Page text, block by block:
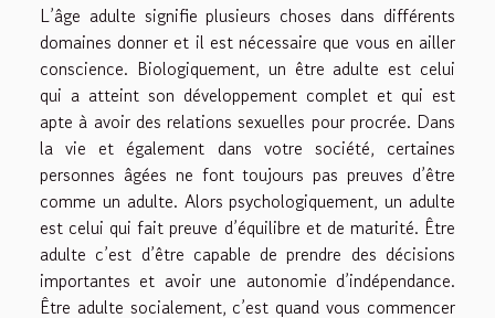
L’âge adulte signifie plusieurs choses dans différents
domaines donner et il est nécessaire que vous en ailler
conscience. Biologiquement, un être adulte est celui
qui a atteint son développement complet et qui est
apte à avoir des relations sexuelles pour procrée. Dans
la vie et également dans votre société, certaines
personnes âgées ne font toujours pas preuves d’être
comme un adulte. Alors psychologiquement, un adulte
est celui qui fait preuve d’équilibre et de maturité. Être
adulte c’est d’être capable de prendre des décisions
importantes et avoir une autonomie d’indépendance.
Être adulte socialement, c’est quand vous commencer